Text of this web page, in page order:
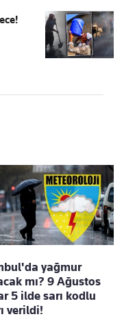
yağmur
mı? 9 Ağustos
5 ilde sarı kodlu
verildi!